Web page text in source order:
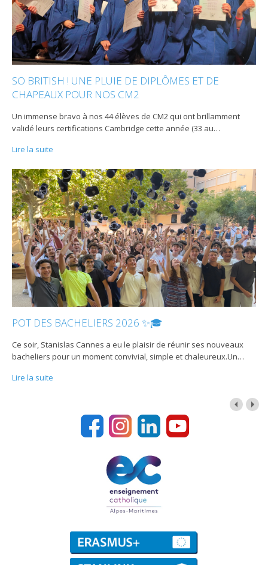
SO BRITISH ! UNE PLUIE DE DIPLÔMES ET DE
CHAPEAUX POUR NOS CM2
Un immense bravo à nos 44 élèves de CM2 qui ont brillamment
validé leurs certifications Cambridge cette année (33 au…
Lire la suite
POT DES BACHELIERS 2026 ✨🎓
Ce soir, Stanislas Cannes a eu le plaisir de réunir ses nouveaux
bacheliers pour un moment convivial, simple et chaleureux.Un…
Lire la suite